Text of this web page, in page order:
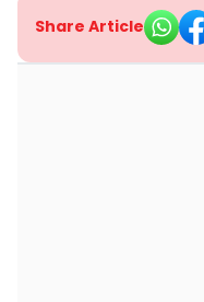
Share Article